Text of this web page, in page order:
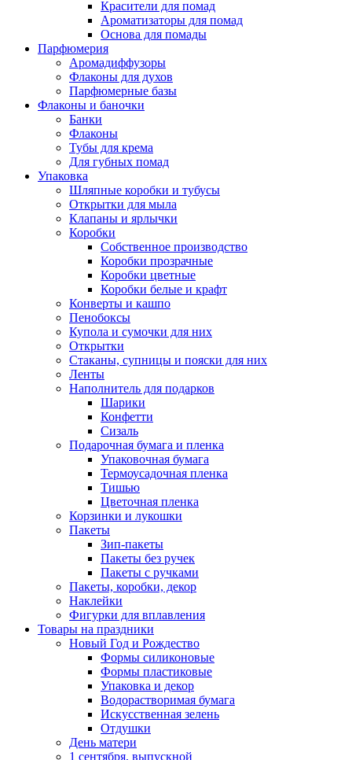
Красители для помад
Ароматизаторы для помад
Основа для помады
Парфюмерия
Аромадиффузоры
Флаконы для духов
Парфюмерные базы
Флаконы и баночки
Банки
Флаконы
Тубы для крема
Для губных помад
Упаковка
Шляпные коробки и тубусы
Открытки для мыла
Клапаны и ярлычки
Коробки
Собственное производство
Коробки прозрачные
Коробки цветные
Коробки белые и крафт
Конверты и кашпо
Пенобоксы
Купола и сумочки для них
Открытки
Стаканы, супницы и пояски для них
Ленты
Наполнитель для подарков
Шарики
Конфетти
Сизаль
Подарочная бумага и пленка
Упаковочная бумага
Термоусадочная пленка
Тишью
Цветочная пленка
Корзинки и лукошки
Пакеты
Зип-пакеты
Пакеты без ручек
Пакеты с ручками
Пакеты, коробки, декор
Наклейки
Фигурки для вплавления
Товары на праздники
Новый Год и Рождество
Формы силиконовые
Формы пластиковые
Упаковка и декор
Водорастворимая бумага
Искусственная зелень
Отдушки
День матери
1 сентября, выпускной